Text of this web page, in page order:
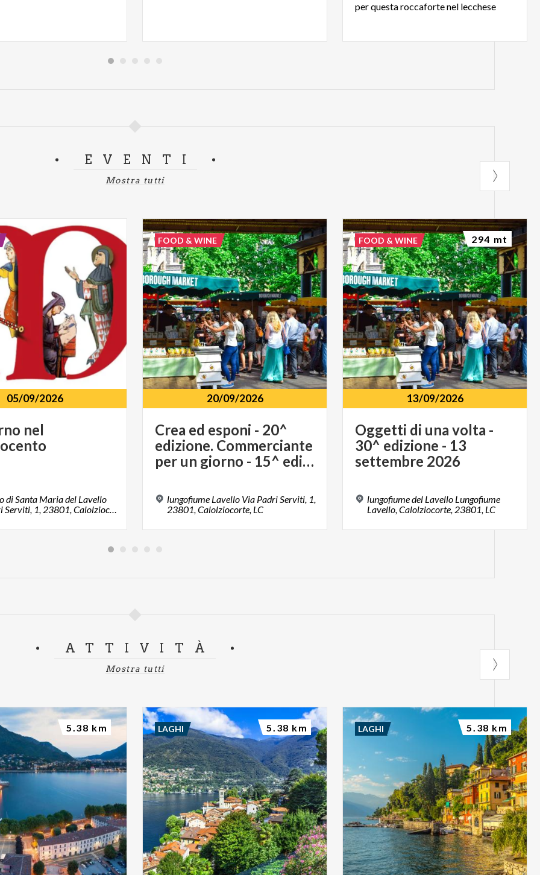
perquestaroccafortenel lecchese
EVENTI
Mostra tutti
05/09/2026
nel
di Santa Maria del Lavello
Via Padri Serviti, 1, 23801, Calolziocorte, LC
20/09/2026
Crea ed esponi - 20^
edizione. Commerciante
per un giorno - 15^ edizione - 20 settembre 2026
lungofiume Lavello Via Padri Serviti, 1,
23801, Calolziocorte, LC
FOOD & WINE
13/09/2026
Oggetti di una volta -
30^ edizione - 13
settembre 2026
lungofiume del Lavello Lungofiume
Lavello, Calolziocorte, 23801, LC
FOOD & WINE 294 mt
ATTIVITÀ
Mostra tutti
5.38 km LAGHI 5.38 km LAGHI 5.38 km